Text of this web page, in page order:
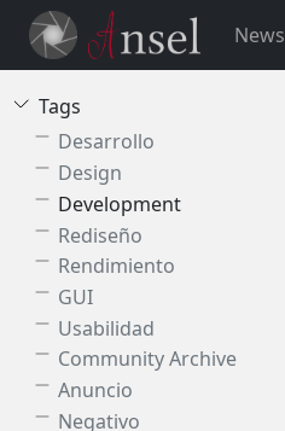
News
Tags
Desarrollo
Design
Development
Rediseño
Rendimiento
GUI
Usabilidad
Community Archive
Anuncio
Negativo